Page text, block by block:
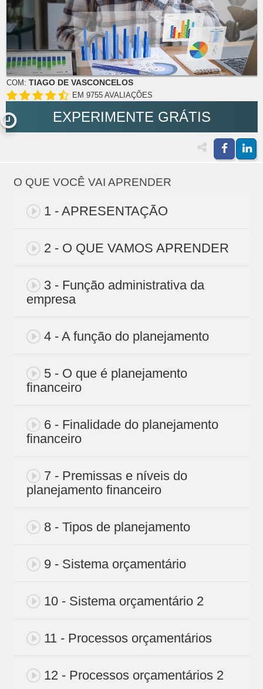
COM: TIAGO DE VASCONCELOS
EM 9755 AVALIAÇÕES
EXPERIMENTE GRÁTIS
O QUE VOCÊ VAI APRENDER
1 - APRESENTAÇÃO
2 - O QUE VAMOS APRENDER
3 - Função administrativa da
empresa
4 - A função do planejamento
5 - O que é planejamento
financeiro
6 - Finalidade do planejamento
financeiro
7 - Premissas e níveis do
planejamento financeiro
8 - Tipos de planejamento
9 - Sistema orçamentário
10 - Sistema orçamentário 2
11 - Processos orçamentários
12 - Processos orçamentários 2